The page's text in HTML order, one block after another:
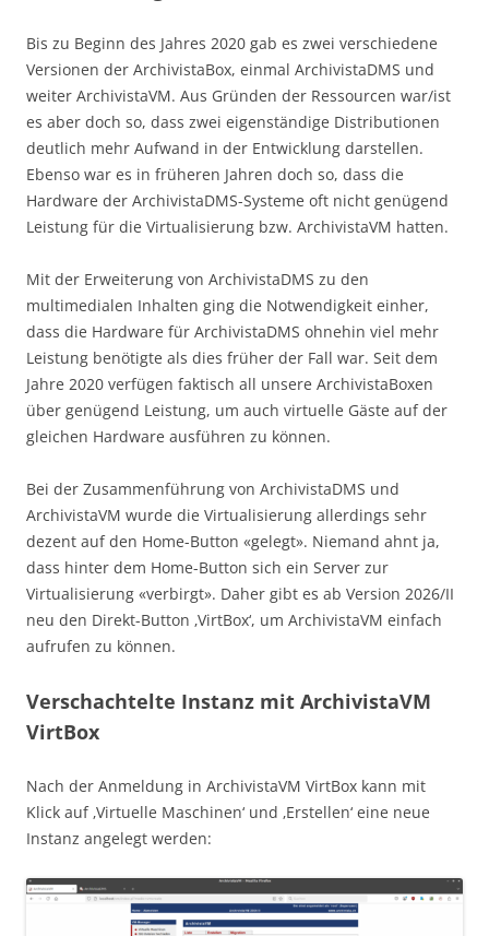
Bis zu Beginn des Jahres 2020 gab es zwei verschiedene
Versionen der ArchivistaBox, einmal ArchivistaDMS und
weiter ArchivistaVM. Aus Gründen der Ressourcen war/ist
es aber doch so, dass zwei eigenständige Distributionen
deutlich mehr Aufwand in der Entwicklung darstellen.
Ebenso war es in früheren Jahren doch so, dass die
Hardware der ArchivistaDMS-Systeme oft nicht genügend
Leistung für die Virtualisierung bzw. ArchivistaVM hatten.
Mit der Erweiterung von ArchivistaDMS zu den
multimedialen Inhalten ging die Notwendigkeit einher,
dass die Hardware für ArchivistaDMS ohnehin viel mehr
Leistung benötigte als dies früher der Fall war. Seit dem
Jahre 2020 verfügen faktisch all unsere ArchivistaBoxen
über genügend Leistung, um auch virtuelle Gäste auf der
gleichen Hardware ausführen zu können.
Bei der Zusammenführung von ArchivistaDMS und
ArchivistaVM wurde die Virtualisierung allerdings sehr
dezent auf den Home-Button «gelegt». Niemand ahnt ja,
dass hinter dem Home-Button sich ein Server zur
Virtualisierung «verbirgt». Daher gibt es ab Version 2026/II
neu den Direkt-Button ‚VirtBox‘, um ArchivistaVM einfach
aufrufen zu können.
Verschachtelte Instanz mit ArchivistaVM
VirtBox
Nach der Anmeldung in ArchivistaVM VirtBox kann mit
Klick auf ‚Virtuelle Maschinen‘ und ‚Erstellen‘ eine neue
Instanz angelegt werden: